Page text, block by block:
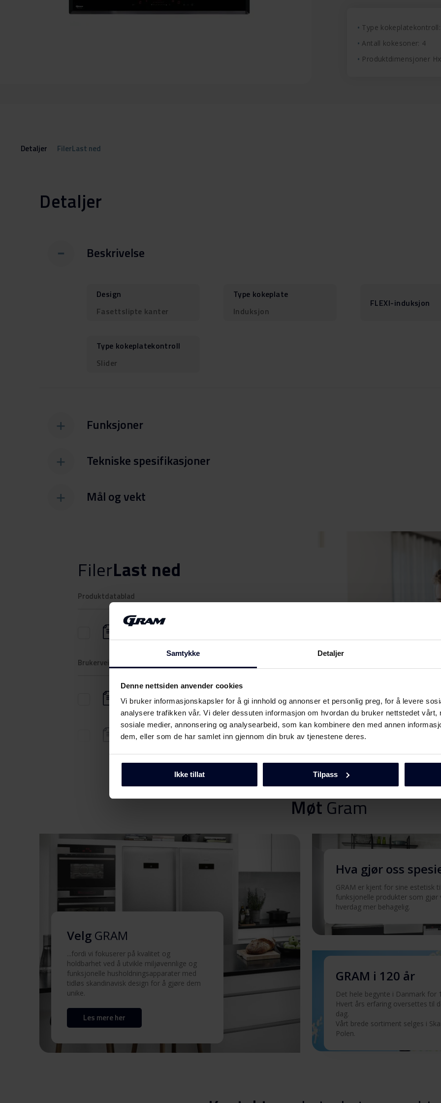
Samtykke Detaljer
Denne nettsiden anvender cookies
Vi bruker informasjonskapsler for å gi innhold og annonser et personlig preg, for å levere
analysere trafikken vår. Vi deler dessuten informasjon om hvordan du bruker nettstedet vårt,
sosiale medier, annonsering og analysearbeid, som kan kombinere den med annen
dem, eller som de har samlet inn gjennom din bruk av tjenestene deres.
Ikke tillat Tilpass
Type
Antall kokesoner: 4
Produktdimensjoner
Detaljer FilerLast ned
Detaljer
Beskrivelse
Design
Fasettslipte kanter
Type kokeplate
Induksjon
FLEXI-induksjon
Type kokeplatekontroll
Slider
Funksjoner
Tekniske spesifikasjoner
Mål og vekt
FilerLast ned
Produktdatablad
Produktkort
(DK,EN,FI,SV,NO)
Brukerveiledning
advarsler (DK)
Last ned
Sikkerhetsinformasjon og
advarsler (FI)
Last ned
Sikkerhetsinformasjon og
advarsler (NO)
Sikkerhetsinformasjon og
Sikkerhetsinformasjon og
Brukermanual (DK,NO) Last ned
Last ned
Produktbilde KKI 7184-90 T
Produktbilde KKI 7184-90 T
Vis mer
MøtGram
Velg GRAM
...fordi vi fokuserer på kvalitet og
holdbarhet ved å utvikle miljøvennlige og
funksjonelle husholdningsapparater med
tidløs skandinavisk design for å gjøre dem
unike.
Les mere her
Hva gjør oss
GRAM er kjent for sine estetisk
funksjonelle produkter som gjør
hverdag mer behagelig.
GRAM i 120 år
Det hele begynte i Danmark for
Hvert års erfaring oversettes til
dag.
Vårt brede sortiment selges i
Polen.